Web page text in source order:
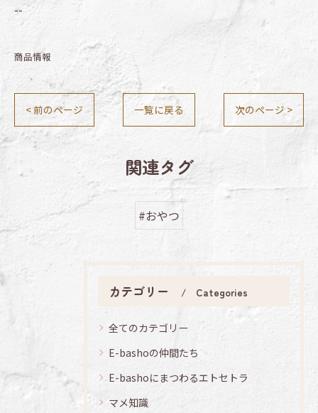
--
商品情報
< 前のページ 一覧に戻る 次のページ >
関連タグ
#おやつ
カテゴリー Categories
全てのカテゴリー
E-bashoの仲間たち
E-bashoにまつわるエトセトラ
マメ知識